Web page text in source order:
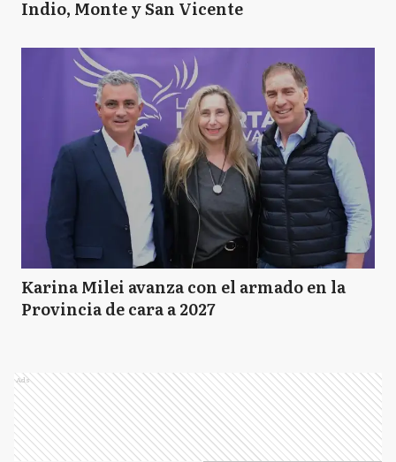
Indio, Monte y San Vicente
Karina Milei avanza con el armado en la
Provincia de cara a 2027
Ads